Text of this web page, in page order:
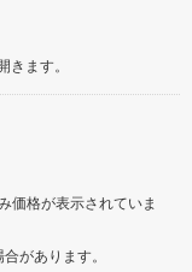
ます。
価格が表示されていま
があります。